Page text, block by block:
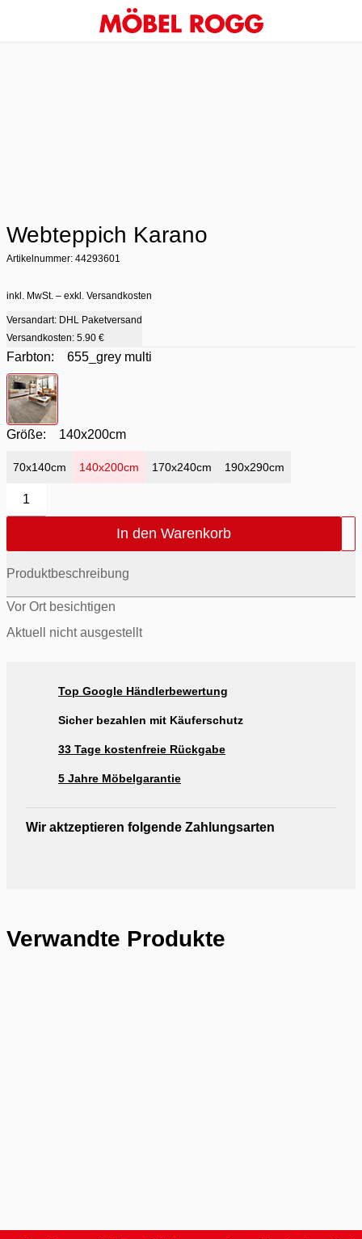
Webteppich Karano
Artikelnummer: 44293601
inkl. MwSt. – exkl. Versandkosten
Versandart: DHL Paketversand
Versandkosten: 5.90 €
Farbton:
655_grey multi
Farbton- 655_grey multi
Größe: 140x200cm
70x140cm 140x200cm 170x240cm 190x290cm
1
In den Warenkorb
Produktbeschreibung
Vor Ort besichtigen
Aktuell nicht ausgestellt
Top Google Händlerbewertung
Sicher bezahlen mit Käuferschutz
33 Tage kostenfreie Rückgabe
5 Jahre Möbelgarantie
Wir aktzeptieren folgende Zahlungsarten
Verwandte Produkte